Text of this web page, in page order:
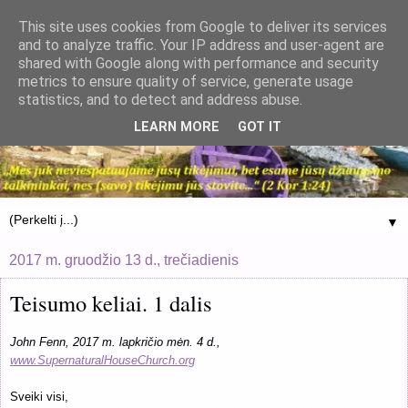
▼
2017 m. gruodžio 13 d., trečiadienis
Teisumo keliai. 1 dalis
John Fenn, 2017 m. lapkričio mėn. 4 d.,
www.SupernaturalHouseChurch.org
Sveiki visi,
This site uses cookies from Google to deliver its services
and to analyze traffic. Your IP address and user-agent are
shared with Google along with performance and security
metrics to ensure quality of service, generate usage
statistics, and to detect and address abuse.
LEARN MORE GOT IT